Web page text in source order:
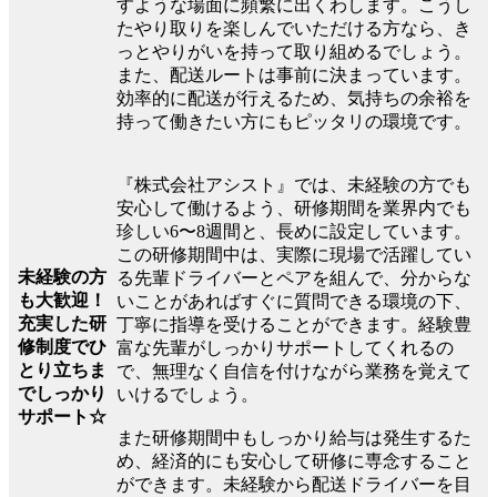
すような場面に頻繁に出くわします。こうし
たやり取りを楽しんでいただける方なら、き
っとやりがいを持って取り組めるでしょう。
また、配送ルートは事前に決まっています。
効率的に配送が行えるため、気持ちの余裕を
持って働きたい方にもピッタリの環境です。
未経験の方
も大歓迎！
充実した研
修制度でひ
とり立ちま
でしっかり
サポート☆
『株式会社アシスト』では、未経験の方でも
安心して働けるよう、研修期間を業界内でも
珍しい6〜8週間と、長めに設定しています。
この研修期間中は、実際に現場で活躍してい
る先輩ドライバーとペアを組んで、分からな
いことがあればすぐに質問できる環境の下、
丁寧に指導を受けることができます。経験豊
富な先輩がしっかりサポートしてくれるの
で、無理なく自信を付けながら業務を覚えて
いけるでしょう。
また研修期間中もしっかり給与は発生するた
め、経済的にも安心して研修に専念すること
ができます。未経験から配送ドライバーを目